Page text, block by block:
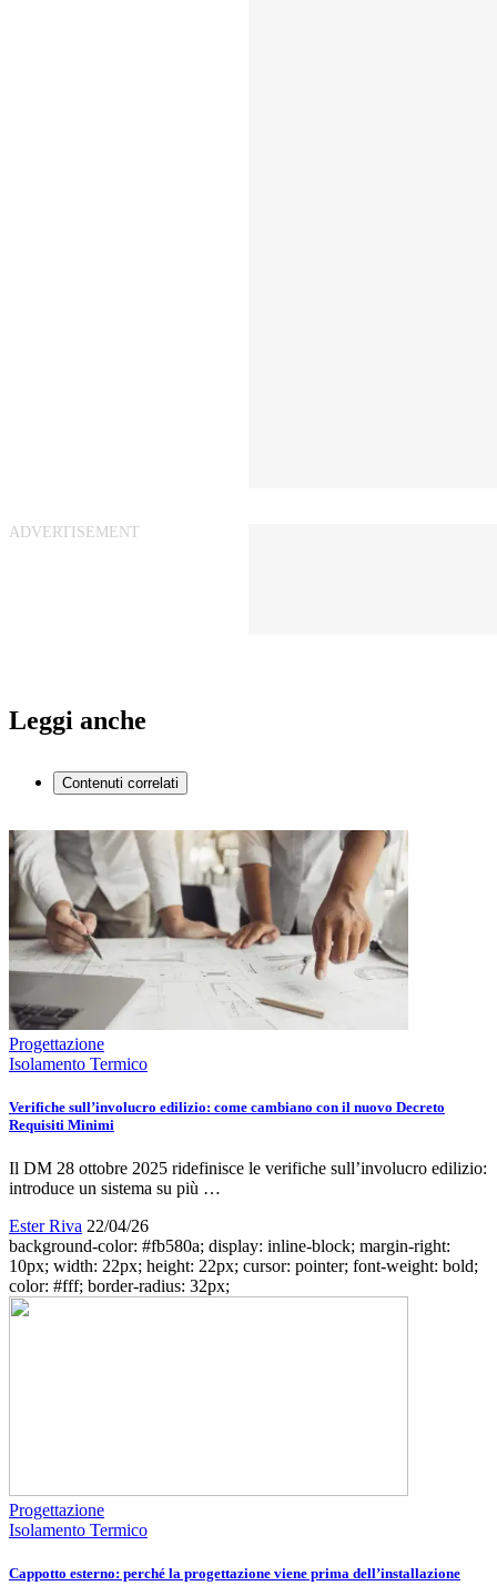
Leggi anche
Contenuti correlati
Progettazione
Isolamento Termico
Verifiche sull’involucro edilizio: come cambiano con il nuovo Decreto
Requisiti Minimi
Il DM 28 ottobre 2025 ridefinisce le verifiche sull’involucro edilizio:
introduce un sistema su più …
Ester Riva 22/04/26
background-color: #fb580a; display: inline-block; margin-right:
10px; width: 22px; height: 22px; cursor: pointer; font-weight: bold;
color: #fff; border-radius: 32px;
Progettazione
Isolamento Termico
Cappotto esterno: perché la progettazione viene prima dell’installazione